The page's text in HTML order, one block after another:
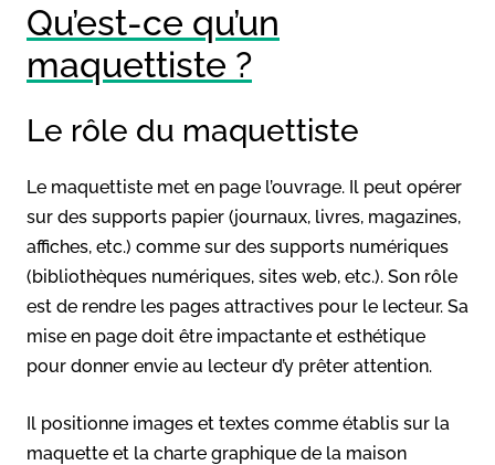
Qu’est-ce qu’un
maquettiste ?
Le rôle du maquettiste
Le maquettiste met en page l’ouvrage. Il peut opérer
sur des supports papier (journaux, livres, magazines,
affiches, etc.) comme sur des supports numériques
(bibliothèques numériques, sites web, etc.). Son rôle
est de rendre les pages attractives pour le lecteur. Sa
mise en page doit être impactante et esthétique
pour donner envie au lecteur d’y prêter attention.
Il positionne images et textes comme établis sur la
maquette et la charte graphique de la maison